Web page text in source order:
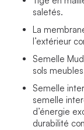
saletés.
La
l’extérieur
Semelle
sols
Semelle
semelle
d’énergie
durabilité